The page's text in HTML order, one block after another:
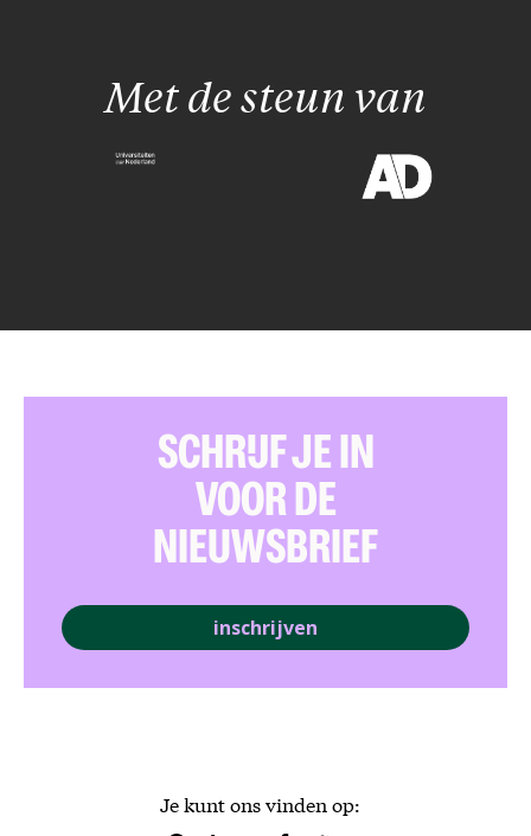
Met de steun van
Je kunt ons vinden op:
SCHRIJF JE IN
VOOR DE
NIEUWSBRIEF
inschrijven